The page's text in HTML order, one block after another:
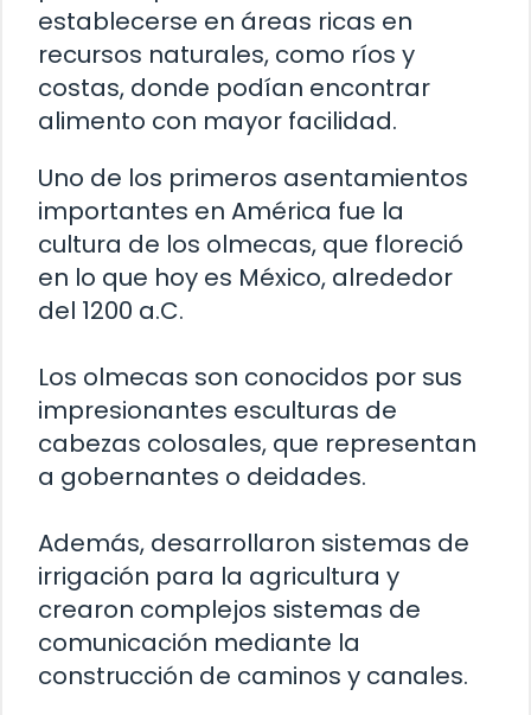
establecerse en áreas ricas en
recursos naturales, como ríos y
costas, donde podían encontrar
alimento con mayor facilidad.
Uno de los primeros asentamientos
importantes en América fue la
cultura de los olmecas, que floreció
en lo que hoy es México, alrededor
del 1200 a.C.
Los olmecas son conocidos por sus
impresionantes esculturas de
cabezas colosales, que representan
a gobernantes o deidades.
Además, desarrollaron sistemas de
irrigación para la agricultura y
crearon complejos sistemas de
comunicación mediante la
construcción de caminos y canales.